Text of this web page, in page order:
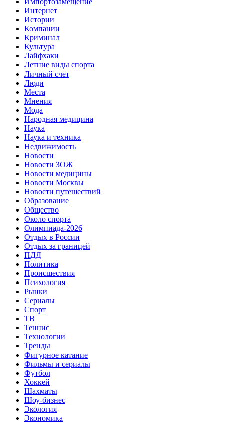
Интернет
Истории
Компании
Криминал
Культура
Лайфхаки
Летние виды спорта
Личный счет
Люди
Места
Мнения
Мода
Народная медицина
Наука
Наука и техника
Недвижимость
Новости
Новости ЗОЖ
Новости медицины
Новости Москвы
Новости путешествий
Образование
Общество
Около спорта
Олимпиада-2026
Отдых в России
Отдых за границей
ПДД
Политика
Происшествия
Психология
Рынки
Сериалы
Спорт
ТВ
Теннис
Технологии
Тренды
Фигурное катание
Фильмы и сериалы
Футбол
Хоккей
Шахматы
Шоу-бизнес
Экология
Экономика